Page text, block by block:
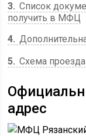
3 Список
получить в МФЦ
4
5 Схема проезда
адрес